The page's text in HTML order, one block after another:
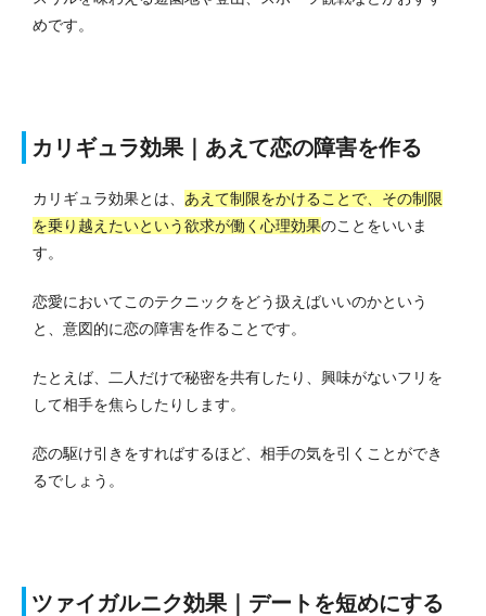
めです。
カリギュラ効果｜あえて恋の障害を作る
カリギュラ効果とは、 あえて制限をかけることで、その制限
を乗り越えたいという欲求が働く心理効果のことをいいま
す。
恋愛においてこのテクニックをどう扱えばいいのかという
と、意図的に恋の障害を作ることです。
たとえば、二人だけで秘密を共有したり、興味がないフリを
して相手を焦らしたりします。
恋の駆け引きをすればするほど、相手の気を引くことができ
るでしょう。
ツァイガルニク効果｜デートを短めにする